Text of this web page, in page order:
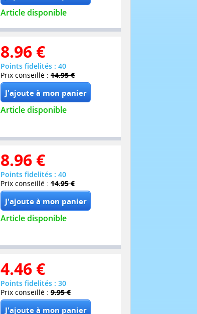
Article disponible
8.96 €
Points fidelités : 40
Prix conseillé : 14.95 €
Article disponible
8.96 €
Points fidelités : 40
Prix conseillé : 14.95 €
Article disponible
4.46 €
Points fidelités : 30
Prix conseillé : 9.95 €